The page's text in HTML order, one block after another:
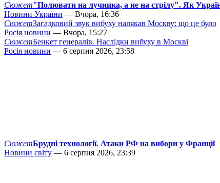
Сюжет"Полювати на лучника, а не на стрілу". Як
Новини України — Вчора, 16:36
СюжетЗагадковий звук вибуху налякав Москву: що це було
Росія новини — Вчора, 15:27
СюжетБенкет генералів. Наслідки вибуху в Москві
Росія новини — 6 серпня 2026, 23:58
СюжетБрудні технології. Атаки РФ на вибори у Франції
Новини світу — 6 серпня 2026, 23:39